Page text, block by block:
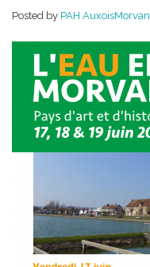
Posted by PAH AuxoisMorvan